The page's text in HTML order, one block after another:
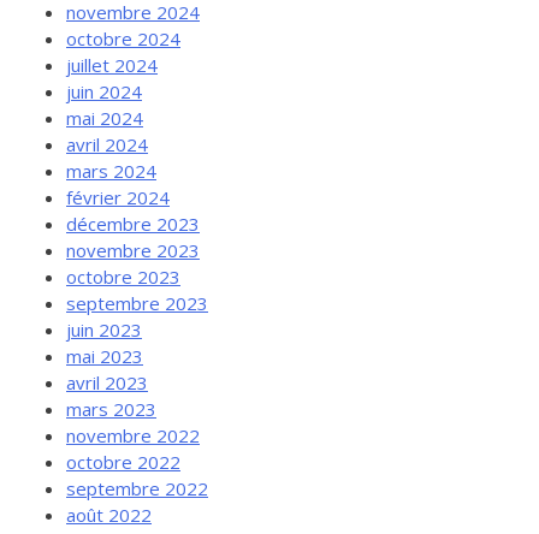
novembre 2024
octobre 2024
juillet 2024
juin 2024
mai 2024
avril 2024
mars 2024
février 2024
décembre 2023
novembre 2023
octobre 2023
septembre 2023
juin 2023
mai 2023
avril 2023
mars 2023
novembre 2022
octobre 2022
septembre 2022
août 2022